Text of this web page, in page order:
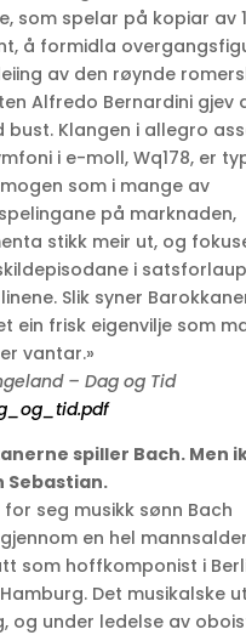
som spelar på kopiar av
å formidla
av den røynde
Alfredo Bernardini gjev
bust. Klangen i allegro
i e-moll, Wq178, er
som i mange av
på marknaden,
stikk meir ut, og
i
Slik syner
ein frisk eigenvilje som
vantar.»
– Dag og Tid
spiller Bach. Men
Sebastian.
seg musikk sønn Bach
en hel
som hoffkomponist i
Det musikalske
og under ledelse av